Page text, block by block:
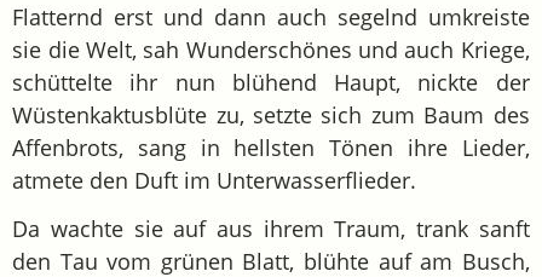
Flatternd erst und dann auch segelnd umkreiste
sie die Welt, sah Wunderschönes und auch Kriege,
schüttelte ihr nun blühend Haupt, nickte der
Wüstenkaktusblüte zu, setzte sich zum Baum des
Affenbrots, sang in hellsten Tönen ihre Lieder,
atmete den Duft im Unterwasserflieder.
Da wachte sie auf aus ihrem Traum, trank sanft
den Tau vom grünen Blatt, blühte auf am Busch,